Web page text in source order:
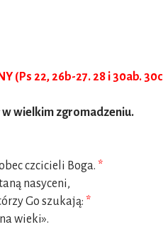
(Ps 22, 26b-27. 28 i 30ab.
w wielkim zgromadzeniu.
czcicieli Boga. *
nasyceni,
Go szukają: *
wieki».